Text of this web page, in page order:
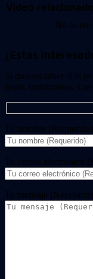
Video
No se
¿Estas
Si quieres saber si la
favor, contáctanos.
Tu nombre (Requerido)
Tu correo electrónico
Tu mensaje (Necesario)